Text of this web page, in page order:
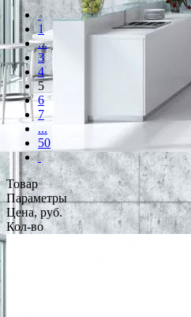
1
...
3
4
5
6
7
...
50
Товар
Параметры
Цена, руб.
Кол-во